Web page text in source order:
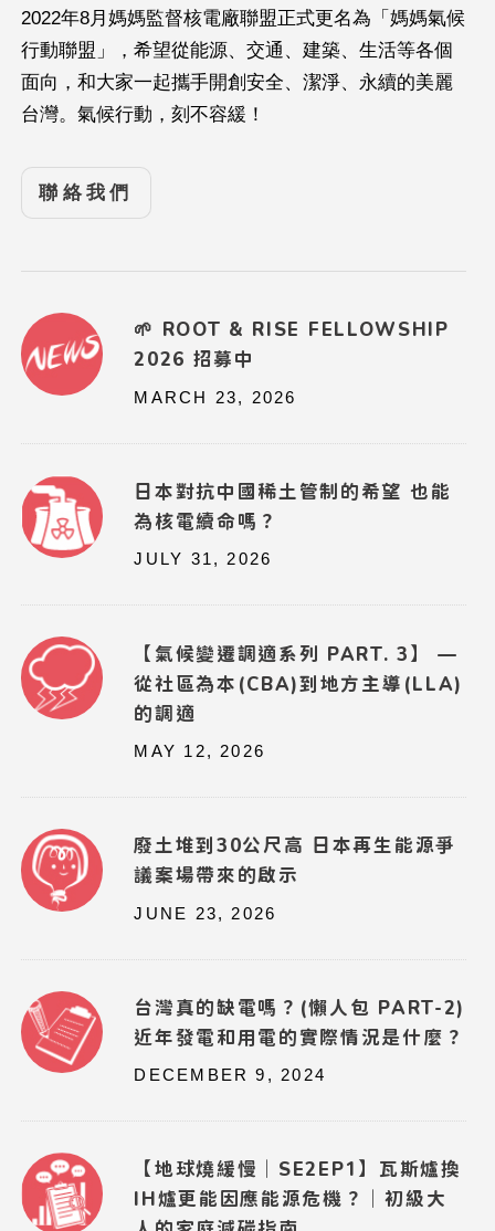
2022年8月媽媽監督核電廠聯盟正式更名為「媽媽氣候
行動聯盟」，希望從能源、交通、建築、生活等各個
面向，和大家一起攜手開創安全、潔淨、永續的美麗
台灣。氣候行動，刻不容緩！
聯絡我們
🌱 ROOT & RISE FELLOWSHIP
2026 招募中
MARCH 23, 2026
日本對抗中國稀土管制的希望 也能
為核電續命嗎？
JULY 31, 2026
【氣候變遷調適系列 PART. 3】 —
從社區為本(CBA)到地方主導(LLA)
的調適
MAY 12, 2026
廢土堆到30公尺高 日本再生能源爭
議案場帶來的啟示
JUNE 23, 2026
台灣真的缺電嗎？(懶人包 PART-2)
近年發電和用電的實際情況是什麼？
DECEMBER 9, 2024
【地球燒緩慢｜SE2EP1】瓦斯爐換
IH爐更能因應能源危機？｜初級大